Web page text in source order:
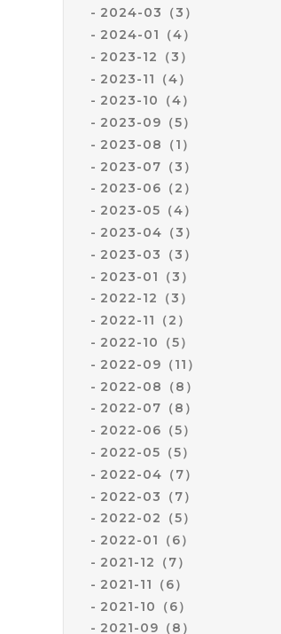
2024-03（3）
2024-01（4）
2023-12（3）
2023-11（4）
2023-10（4）
2023-09（5）
2023-08（1）
2023-07（3）
2023-06（2）
2023-05（4）
2023-04（3）
2023-03（3）
2023-01（3）
2022-12（3）
2022-11（2）
2022-10（5）
2022-09（11）
2022-08（8）
2022-07（8）
2022-06（5）
2022-05（5）
2022-04（7）
2022-03（7）
2022-02（5）
2022-01（6）
2021-12（7）
2021-11（6）
2021-10（6）
2021-09（8）